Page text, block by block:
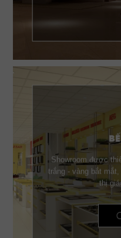
Showroom được
trắng - vàng bắt
thị